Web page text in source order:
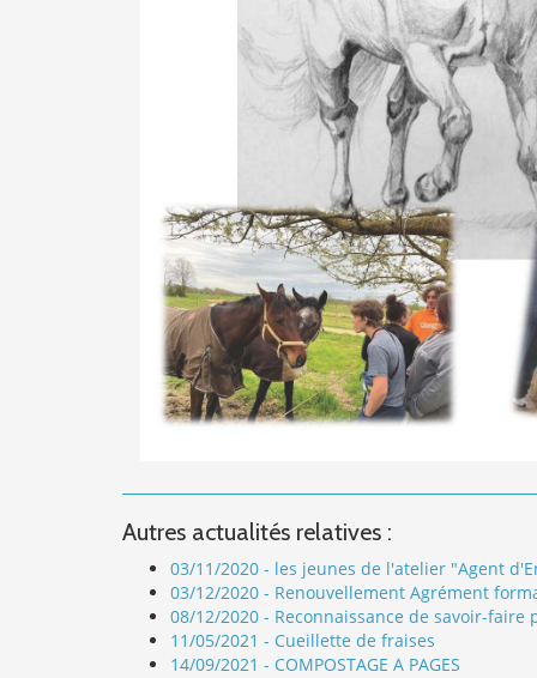
Autres actualités relatives :
03/11/2020 - les jeunes de l'atelier "Agent
03/12/2020 - Renouvellement Agrément
08/12/2020 - Reconnaissance de savoir-faire
11/05/2021 - Cueillette de fraises
14/09/2021 - COMPOSTAGE A PAGES